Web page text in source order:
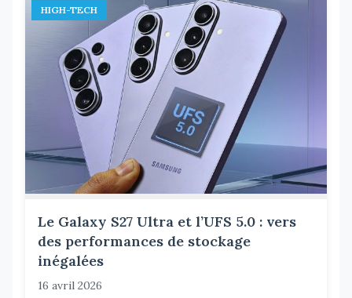
HIGH-TECH
Le Galaxy S27 Ultra et l’UFS 5.0 : vers
des performances de stockage
inégalées
16 avril 2026